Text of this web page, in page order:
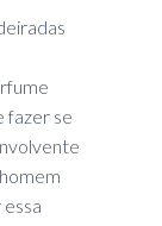
fazer se